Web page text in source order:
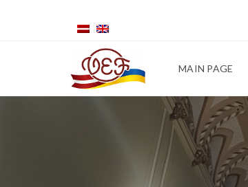
MAIN PAGE